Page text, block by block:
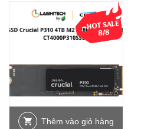
Thêm vào giỏ hàng